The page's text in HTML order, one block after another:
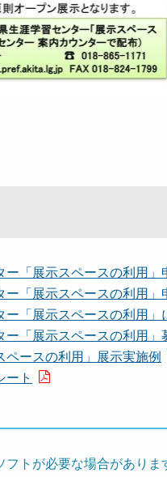
「展示スペースの利用」
「展示スペースの利用」
「展示スペースの利用」
「展示スペースの利用」
ースの利用」展示実施例
ート
トが必要な場合がありま